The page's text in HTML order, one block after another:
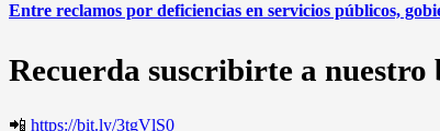
Entre reclamos por deficiencias en servicios públicos,
Recuerda suscribirte a nuestro
📲 https://bit.ly/3tgVlS0